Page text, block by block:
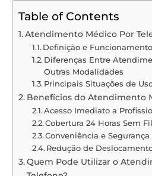
Table of Contents
Atendimento Médico Por
Definição e Funcionamento
Diferenças Entre
Outras Modalidades
Principais Situações de
Benefícios do Atendimento
Acesso Imediato a
Cobertura 24 Horas Sem
Conveniência e
Redução de
Quem Pode Utilizar o